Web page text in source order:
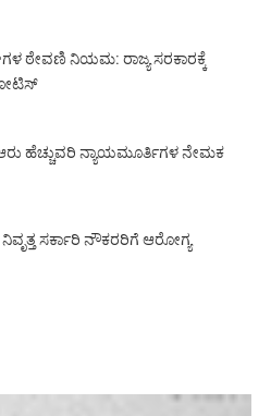
ಠೇವಣಿ ನಿಯಮ: ರಾಜ್ಯ ಸರಕಾರಕ್ಕೆ
ಹೆಚ್ಚುವರಿ ನ್ಯಾಯಮೂರ್ತಿಗಳ ನೇಮಕ
ನಿವೃತ್ತ ಸರ್ಕಾರಿ ನೌಕರರಿಗೆ ಆರೋಗ್ಯ